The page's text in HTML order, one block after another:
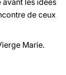
avant les idées
de ceux
Marie.